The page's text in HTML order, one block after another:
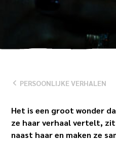
PERSOONLIJKE VERHALEN
Het is een groot wonder
ze haar verhaal vertelt,
naast haar en maken ze